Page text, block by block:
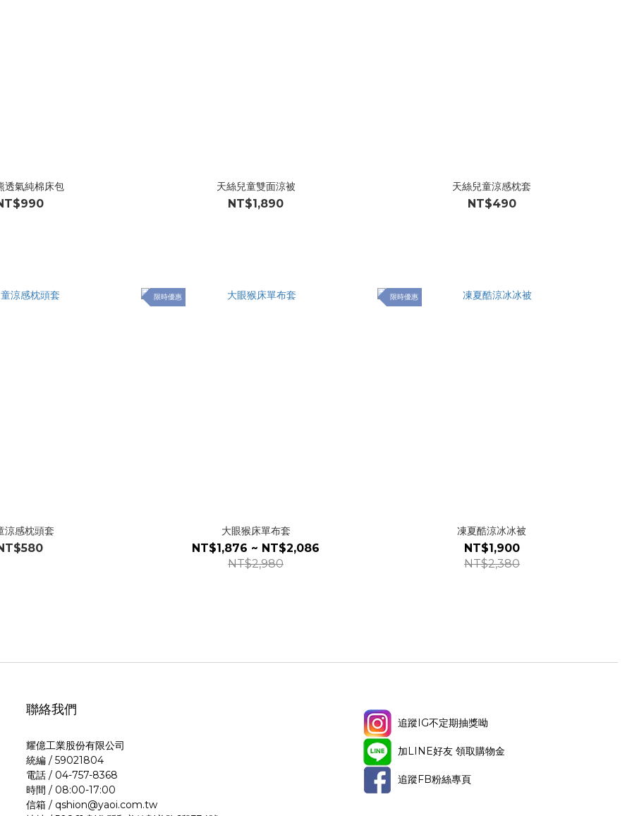
透氣純棉床包 天絲兒童雙面涼被
NT$1,890
天絲兒童涼感枕套
NT$490
涼感枕頭套
限時優惠
大眼猴床單布套
NT$1,876 ~ NT$2,086
NT$2,980
限時優惠
凍夏酷涼冰冰被
NT$1,900
NT$2,380
聯絡我們
耀億工業股份有限公司
統編 / 59021804
電話 / 04-757-8368
時間 / 08:00-17:00
信箱 / qshion@yaoi.com.tw
追蹤IG不定期抽獎呦
加LINE好友 領取購物金
追蹤FB粉絲專頁